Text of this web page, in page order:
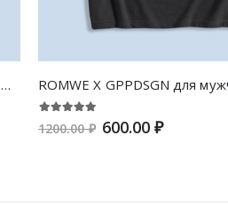
ROMWE X Notnotstudio для мужчины Футболка с буквой с мультипликационным узором
1200.00 ₽ 600.00 ₽